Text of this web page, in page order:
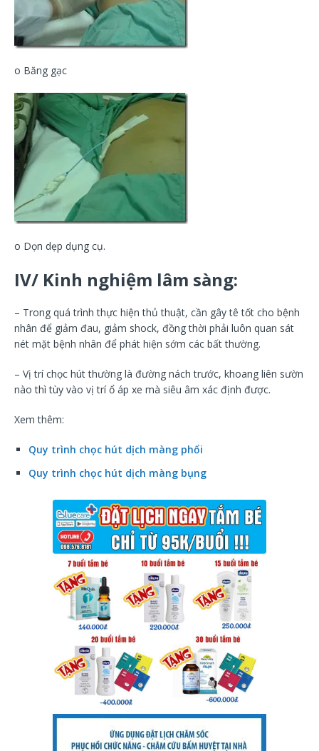
o Băng gạc
o Dọn dẹp dụng cụ.
IV/ Kinh nghiệm lâm sàng:
– Trong quá trình thực hiện thủ thuật, cần gây tê tốt cho bệnh
nhân để giảm đau, giảm shock, đồng thời phải luôn quan sát
nét mặt bệnh nhân để phát hiện sớm các bất thường.
– Vị trí chọc hút thường là đường nách trước, khoang liên sườn
nào thì tùy vào vị trí ổ áp xe mà siêu âm xác định được.
Xem thêm:
Quy trình chọc hút dịch màng phổi
Quy trình chọc hút dịch màng bụng